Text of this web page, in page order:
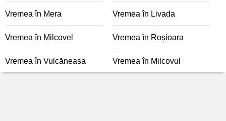
Vremea în Mera Vremea în Livada
Vremea în Milcovel Vremea în Roșioara
Vremea în Vulcăneasa Vremea în Milcovul